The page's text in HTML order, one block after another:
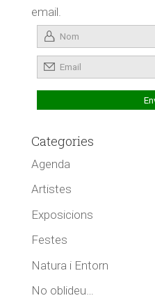
email.
Categories
Agenda
Artistes
Exposicions
Festes
Natura i Entorn
No oblideu…